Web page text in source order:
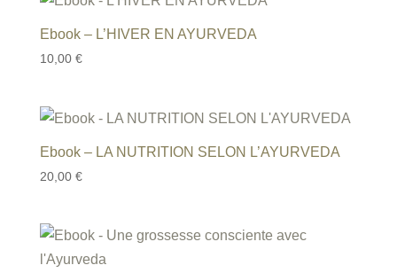
Ebook – L’HIVER EN AYURVEDA
10,00 €
Ebook – LA NUTRITION SELON L’AYURVEDA
20,00 €